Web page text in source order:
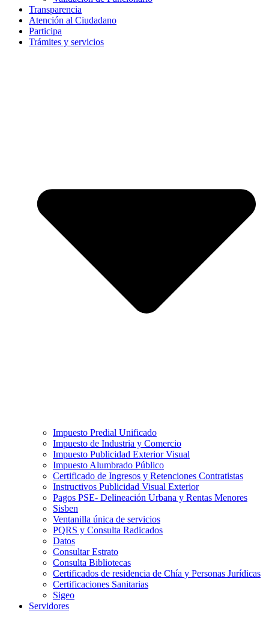
Transparencia
Atención al Ciudadano
Participa
Trámites y servicios
Impuesto Predial Unificado
Impuesto de Industria y Comercio
Impuesto Publicidad Exterior Visual
Impuesto Alumbrado Público
Certificado de Ingresos y Retenciones Contratistas
Instructivos Publicidad Visual Exterior
Pagos PSE- Delineación Urbana y Rentas Menores
Sisben
Ventanilla única de servicios
PQRS y Consulta Radicados
Datos
Consultar Estrato
Consulta Bibliotecas
Certificados de residencia de Chía y Personas Jurídicas
Certificaciones Sanitarias
Sigeo
Servidores